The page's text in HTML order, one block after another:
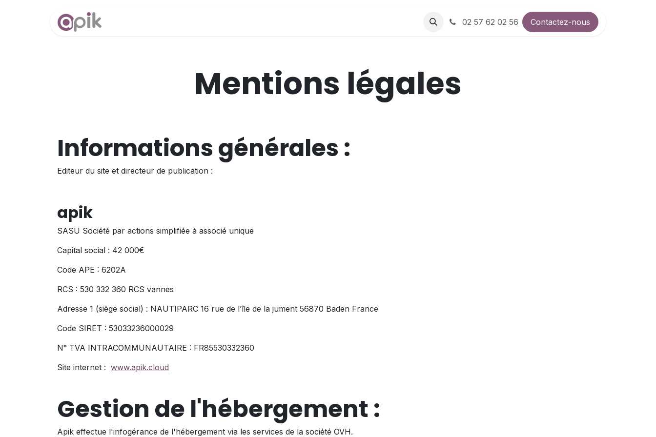
02 57 62 02 56
Contactez-nous
Mentions légales
Informations générales :
Editeur du site et directeur de publication :
apik
SASU Société par actions simplifiée à associé unique
Capital social : 42 000€
Code APE : 6202A
RCS : 530 332 360 RCS vannes
Adresse 1 (siège social) : NAUTIPARC 16 rue de l’île de la jument 56870 Baden France
Code SIRET : 53033236000029
N° TVA INTRACOMMUNAUTAIRE : FR85530332360
Site internet : www.apik.cloud
Gestion de l'hébergement :
Apik effectue l'infogérance de l'hébergement via les services de la société OVH.